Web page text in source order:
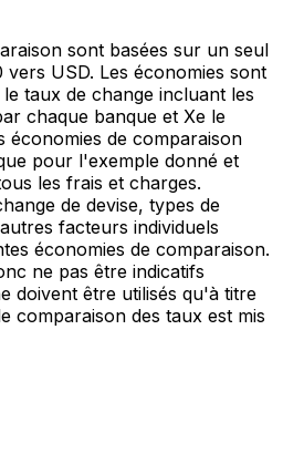
sont basées sur un seul
USD. Les économies sont
taux de change incluant les
chaque banque et Xe le
économies de comparaison
pour l'exemple donné et
les frais et charges.
de devise, types de
facteurs individuels
économies de comparaison.
ne pas être indicatifs
doivent être utilisés qu'à titre
comparaison des taux est mis